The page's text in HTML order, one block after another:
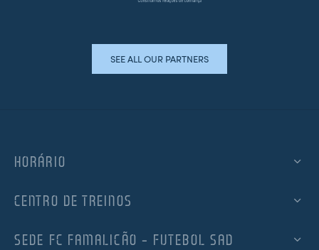
SEE ALL OUR PARTNERS
HORÁRIO
CENTRO DE TREINOS
SEDE FC FAMALICÃO – FUTEBOL SAD